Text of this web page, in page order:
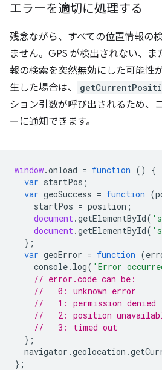
エラーを適切に処理する
残念ながら、すべての位置情報の
ません。GPS が検出されない、
報の検索を突然無効にした可能性
生した場合は、
ション引数が呼び出されるため、
ーに通知できます。
window.onload = function ()
{
var startPos ;
var geoSuccess = function (
startPos = position ;
document .getElementById(
document .getElementById(
};
var geoError = function (
console. log( 'Error
// error.code can be:
//   0: unknown error
//   1: permission denied
//   2: position
//   3: timed out
};
navigator .geolocation .
};